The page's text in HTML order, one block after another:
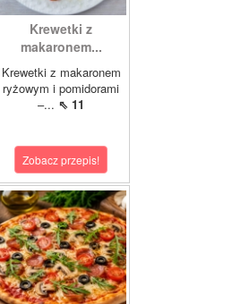
Krewetki z
makaronem...
Krewetki z makaronem
ryżowym i pomidorami
–... ⇖ 11
Zobacz przepis!